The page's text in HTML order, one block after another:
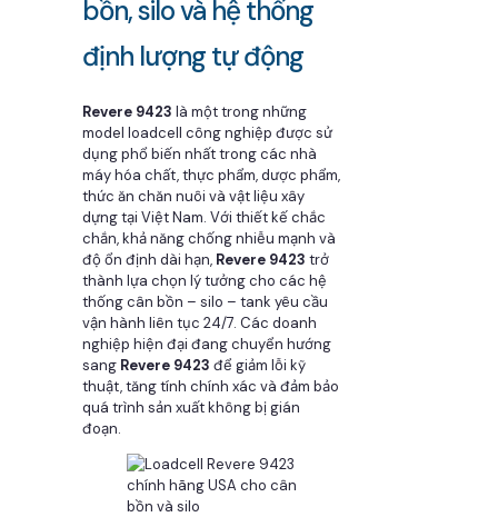
bồn, silo và hệ thống
định lượng tự động
Revere 9423 là một trong những
model loadcell công nghiệp được sử
dụng phổ biến nhất trong các nhà
máy hóa chất, thực phẩm, dược phẩm,
thức ăn chăn nuôi và vật liệu xây
dựng tại Việt Nam. Với thiết kế chắc
chắn, khả năng chống nhiễu mạnh và
độ ổn định dài hạn, Revere 9423 trở
thành lựa chọn lý tưởng cho các hệ
thống cân bồn – silo – tank yêu cầu
vận hành liên tục 24/7. Các doanh
nghiệp hiện đại đang chuyển hướng
sang Revere 9423 để giảm lỗi kỹ
thuật, tăng tính chính xác và đảm bảo
quá trình sản xuất không bị gián
đoạn.